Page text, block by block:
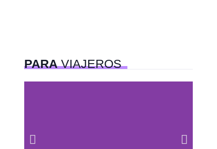
PARAVIAJEROS